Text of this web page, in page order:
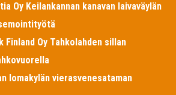
Oy Keilankannan kanavan laivaväylän
Finland Oy Tahkolahden sillan
lomakylän vierasvenesataman